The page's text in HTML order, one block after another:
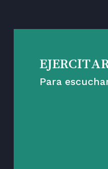
Para